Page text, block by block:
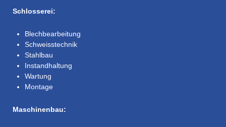
Schlosserei:
Blechbearbeitung
Schweisstechnik
Stahlbau
Instandhaltung
Wartung
Montage
Maschinenbau: